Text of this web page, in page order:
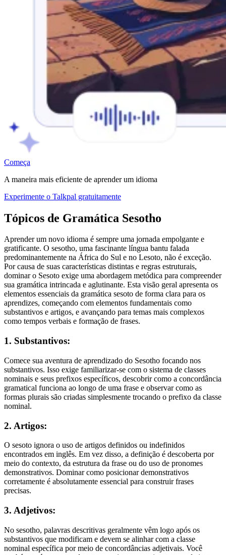
Começa
A maneira mais eficiente de aprender um idioma
Experimente o Talkpal gratuitamente
Tópicos de Gramática Sesotho
Aprender um novo idioma é sempre uma jornada empolgante e
gratificante. O sesotho, uma fascinante língua bantu falada
predominantemente na África do Sul e no Lesoto, não é exceção.
Por causa de suas características distintas e regras estruturais,
dominar o Sesoto exige uma abordagem metódica para compreender
sua gramática intrincada e aglutinante. Esta visão geral apresenta os
elementos essenciais da gramática sesoto de forma clara para os
aprendizes, começando com elementos fundamentais como
substantivos e artigos, e avançando para temas mais complexos
como tempos verbais e formação de frases.
1. Substantivos:
Comece sua aventura de aprendizado do Sesotho focando nos
substantivos. Isso exige familiarizar-se com o sistema de classes
nominais e seus prefixos específicos, descobrir como a concordância
gramatical funciona ao longo de uma frase e observar como as
formas plurais são criadas simplesmente trocando o prefixo da classe
nominal.
2. Artigos:
O sesoto ignora o uso de artigos definidos ou indefinidos
encontrados em inglês. Em vez disso, a definição é descoberta por
meio do contexto, da estrutura da frase ou do uso de pronomes
demonstrativos. Dominar como posicionar demonstrativos
corretamente é absolutamente essencial para construir frases
precisas.
3. Adjetivos:
No sesotho, palavras descritivas geralmente vêm logo após os
substantivos que modificam e devem se alinhar com a classe
nominal específica por meio de concordâncias adjetivais. Você